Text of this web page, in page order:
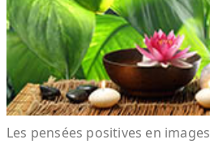
Les pensées positives en images